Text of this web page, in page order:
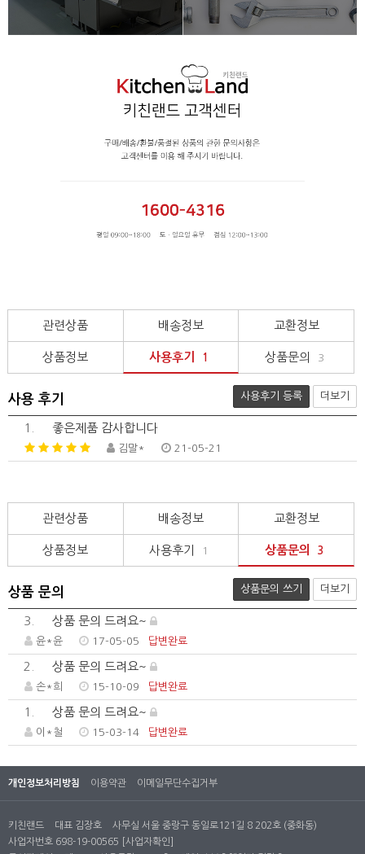
관련상품 배송정보 교환정보
상품정보 사용후기 1 상품문의 3
사용 후기 사용후기 등록 더보기
1. 좋은제품 감사합니다
김말* 21-05-21
관련상품 배송정보 교환정보
상품정보 사용후기 1 상품문의 3
상품 문의 상품문의 쓰기 더보기
3. 상품 문의 드려요~
윤*윤 17-05-05 답변완료
2. 상품 문의 드려요~
손*희 15-10-09 답변완료
1. 상품 문의 드려요~
이*철 15-03-14 답변완료
개인정보처리방침 이용약관 이메일무단수집거부
키친랜드 대표 김장호
사무실 서울 중랑구 동일로121길 8 202호 (중화동)
사업자번호 698-19-00565
[사업자확인]